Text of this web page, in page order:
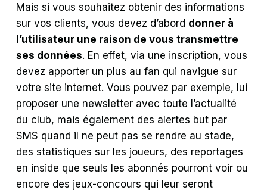
Mais si vous souhaitez obtenir des informations
sur vos clients, vous devez d’abord donner à
l’utilisateur une raison de vous transmettre
ses données. En effet, via une inscription, vous
devez apporter un plus au fan qui navigue sur
votre site internet. Vous pouvez par exemple, lui
proposer une newsletter avec toute l’actualité
du club, mais également des alertes but par
SMS quand il ne peut pas se rendre au stade,
des statistiques sur les joueurs, des reportages
en inside que seuls les abonnés pourront voir ou
encore des jeux-concours qui leur seront